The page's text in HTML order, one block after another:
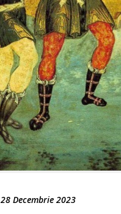
28 Decembrie 2023